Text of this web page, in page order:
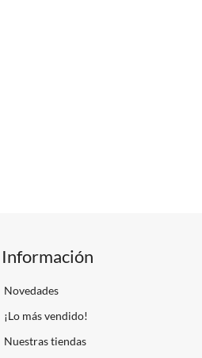
Información
Novedades
¡Lo más vendido!
Nuestras tiendas